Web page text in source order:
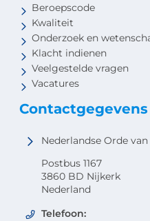
Beroepscode
Kwaliteit
Onderzoek en
Klacht indienen
Veelgestelde vragen
Vacatures
Contactgegevens
Nederlandse Orde
Postbus 1167
3860 BD Nijkerk
Nederland
Telefoon: